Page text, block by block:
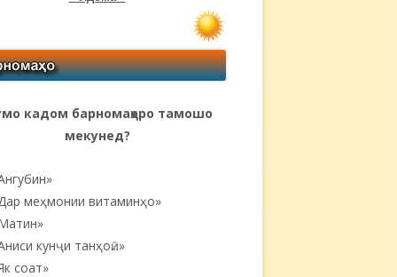
кадом барномаҳоро тамошо
мекунед?
меҳмонии витаминҳо»
кунҷи танҳоӣ...»
соат»